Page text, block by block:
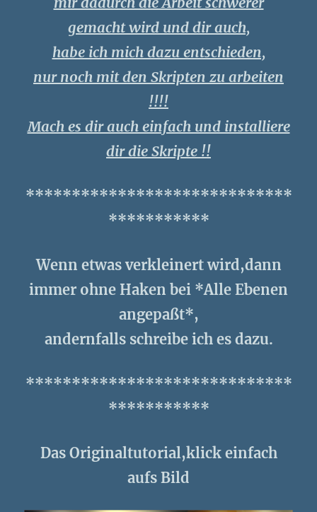
gemacht wird und dir auch,
habe ich mich dazu entschieden,
nur noch mit den Skripten zu arbeiten
!!!!
Mach es dir auch einfach und installiere
dir die Skripte !!
*****************************
***********
Wenn etwas verkleinert wird,dann
immer ohne Haken bei *Alle Ebenen
angepaßt*,
andernfalls schreibe ich es dazu.
*****************************
***********
Das Originaltutorial,klick einfach
aufs Bild